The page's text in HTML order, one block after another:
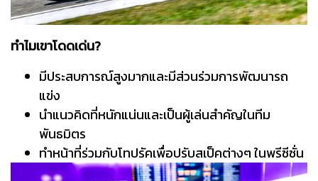
ทำไมเขาโดดเด่น?
มีประสบการณ์สูงมากและมีส่วนร่วมการพัฒนารถ
แข่ง
นำแนวคิดที่หนักแน่นและเป็นผู้เล่นสำคัญในทีม
พันธมิตร
ทำหน้าที่ร่วมกับโทปรัคเพื่อปรับสเป็คต่างๆ ในพรีซีซั่น